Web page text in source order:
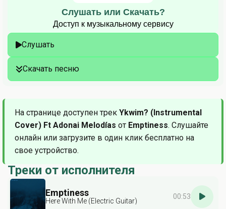
Слушать или Скачать?
Доступ к музыкальному сервису
Слушать
Скачать песню
На странице доступен трек Ykwim? (Instrumental
Cover) Ft Adonai Melodías от Emptiness. Слушайте
онлайн или загрузите в один клик бесплатно на
свое устройство.
Треки от исполнителя
Emptiness
Here With Me (Electric Guitar)
00:53